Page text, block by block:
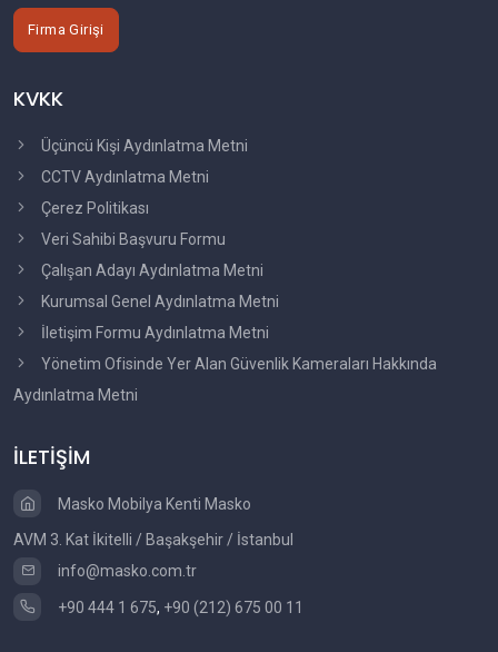
Firma Girişi
KVKK
Üçüncü Kişi Aydınlatma Metni
CCTV Aydınlatma Metni
Çerez Politikası
Veri Sahibi Başvuru Formu
Çalışan Adayı Aydınlatma Metni
Kurumsal Genel Aydınlatma Metni
İletişim Formu Aydınlatma Metni
Yönetim Ofisinde Yer Alan Güvenlik Kameraları Hakkında
Aydınlatma Metni
İLETİŞİM
Masko Mobilya Kenti Masko
AVM 3. Kat İkitelli / Başakşehir / İstanbul
info@masko.com.tr
+90 444 1 675, +90 (212) 675 00 11